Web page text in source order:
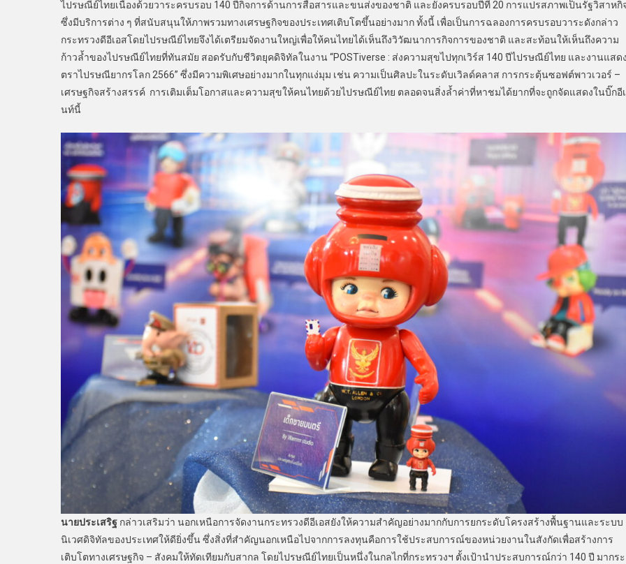
ไปรษณีย์ไทยเนื่องด้วยวาระครบรอบ 140 ปีกิจการด้านการสื่อสารและขนส่งของชาติ และยังครบรอบปีที่ 20 การแปรสภาพเป็นรัฐวิสาหกิ
ซึ่งมีบริการต่าง ๆ ที่สนับสนุนให้ภาพรวมทางเศรษฐกิจของประเทศเติบโตขึ้นอย่างมาก ทั้งนี้ เพื่อเป็นการฉลองการครบรอบวาระดังกล่าว
กระทรวงดีอีเอสโดยไปรษณีย์ไทยจึงได้เตรียมจัดงานใหญ่เพื่อให้คนไทยได้เห็นถึงวิวัฒนาการกิจการของชาติ และสะท้อนให้เห็นถึงความ
ก้าวล้ำของไปรษณีย์ไทยที่ทันสมัย สอดรับกับชีวิตยุคดิจิทัลในงาน “POSTiverse : ส่งความสุขไปทุกเวิร์ส 140 ปีไปรษณีย์ไทย และงานแสด
ตราไปรษณียากรโลก 2566” ซึ่งมีความพิเศษอย่างมากในทุกแง่มุม เช่น ความเป็นศิลปะในระดับเวิลด์คลาส การกระตุ้นซอฟต์พาวเวอร์ –
เศรษฐกิจสร้างสรรค์ การเติมเต็มโอกาสและความสุขให้คนไทยด้วยไปรษณีย์ไทย ตลอดจนสิ่งล้ำค่าที่หาชมได้ยากที่จะถูกจัดแสดงในบิ๊กอี
นท์นี้
นายประเสริฐ กล่าวเสริมว่า นอกเหนือการจัดงานกระทรวงดีอีเอสยังให้ความสำคัญอย่างมากกับการยกระดับโครงสร้างพื้นฐานและระบบ
นิเวศดิจิทัลของประเทศให้ดียิ่งขึ้น ซึ่งสิ่งที่สำคัญนอกเหนือไปจากการลงทุนคือการใช้ประสบการณ์ของหน่วยงานในสังกัดเพื่อสร้างการ
เติบโตทางเศรษฐกิจ – สังคมให้ทัดเทียมกับสากล โดยไปรษณีย์ไทยเป็นหนึ่งในกลไกที่กระทรวงฯ ตั้งเป้านำประสบการณ์กว่า 140 ปี มากระ